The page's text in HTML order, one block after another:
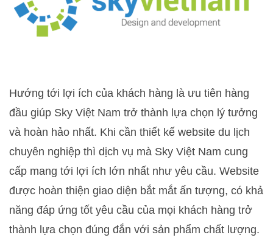
Hướng tới lợi ích của khách hàng là ưu tiên hàng
đầu giúp Sky Việt Nam trở thành lựa chọn lý tưởng
và hoàn hảo nhất. Khi cần thiết kế website du lịch
chuyên nghiệp thì dịch vụ mà Sky Việt Nam cung
cấp mang tới lợi ích lớn nhất như yêu cầu. Website
được hoàn thiện giao diện bắt mắt ấn tượng, có khả
năng đáp ứng tốt yêu cầu của mọi khách hàng trở
thành lựa chọn đúng đắn với sản phẩm chất lượng.